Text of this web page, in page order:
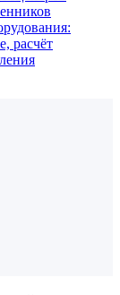
расчёт